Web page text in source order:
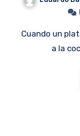
Cuando un plato vuelve medio lleno, del salón
a la